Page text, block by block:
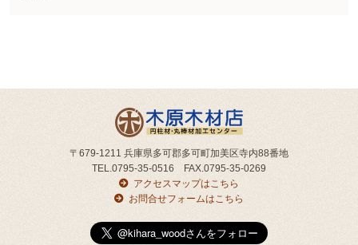
〒679-1211 兵庫県多可郡多可町加美区寺内88番地
TEL.0795-35-0516 FAX.0795-35-0269
アクセスマップはこちら
お問合せフォームはこちら